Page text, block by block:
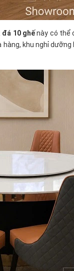
đá 10 ghếnày có thể
khu nghỉ